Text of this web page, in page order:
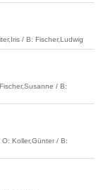
/ B: Fischer,Ludwig
/ B:
Koller,Günter / B: